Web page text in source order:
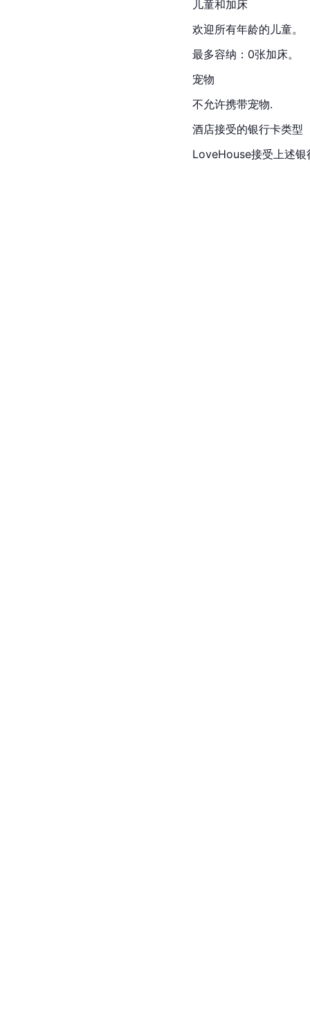
儿童和加床
欢迎所有年龄的儿童。
最多容纳：0张加床。
宠物
不允许携带宠物.
酒店接受的银行卡类型
LoveHouse接受上述